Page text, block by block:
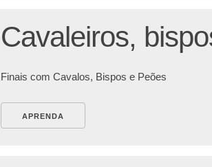
Cavaleiros,
Finais com Cavalos, Bispos e Peões
APRENDA